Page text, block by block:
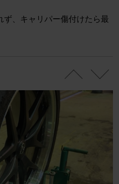
ず、キャリパー傷付けたら最